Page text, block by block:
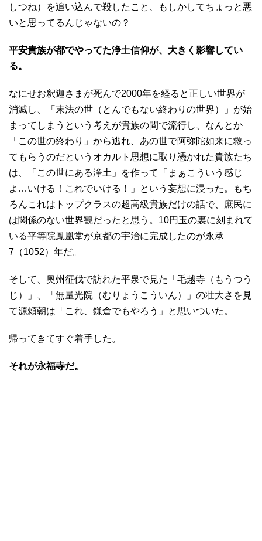
しつね）を追い込んで殺したこと、もしかしてちょっと悪
いと思ってるんじゃないの？
平安貴族が都でやってた浄土信仰が、大きく影響してい
る。
なにせお釈迦さまが死んで2000年を経ると正しい世界が
消滅し、「末法の世（とんでもない終わりの世界）」が始
まってしまうという考えが貴族の間で流行し、なんとか
「この世の終わり」から逃れ、あの世で阿弥陀如来に救っ
てもらうのだというオカルト思想に取り憑かれた貴族たち
は、「この世にある浄土」を作って「まぁこういう感じ
よ…いける！これでいける！」という妄想に浸った。もち
ろんこれはトップクラスの超高級貴族だけの話で、庶民に
は関係のない世界観だったと思う。10円玉の裏に刻まれて
いる平等院鳳凰堂が京都の宇治に完成したのが永承
7（1052）年だ。
そして、奥州征伐で訪れた平泉で見た「毛越寺（もうつう
じ）」、「無量光院（むりょうこういん）」の壮大さを見
て源頼朝は「これ、鎌倉でもやろう」と思いついた。
帰ってきてすぐ着手した。
それが永福寺だ。